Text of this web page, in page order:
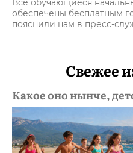
Все обучающиеся
обеспечены бесплатным
пояснили нам в пресс-
Свежее
Какое оно нынче,